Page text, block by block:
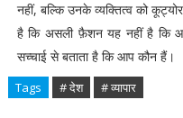
नहीं, बल्कि उनके व्यक्तित्व को
है कि असली फ़ैशन यह नहीं है कि
सच्चाई से बताता है कि आप कौन हैं।
Tags # देश # व्यापार